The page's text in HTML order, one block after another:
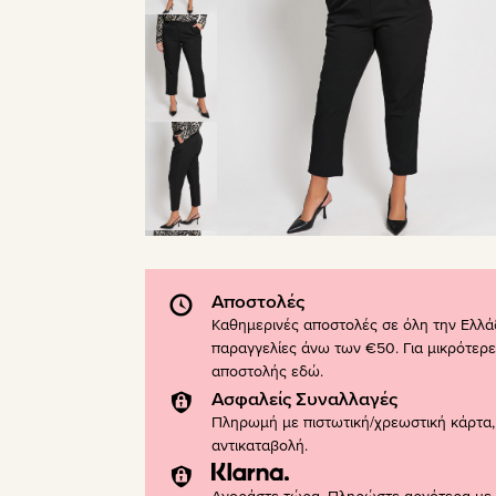
Αποστολές
Καθημερινές αποστολές σε όλη την
παραγγελίες άνω των €50. Για
αποστολής εδώ.
Ασφαλείς Συναλλαγές
Πληρωμή με πιστωτική/χρεωστική
αντικαταβολή.